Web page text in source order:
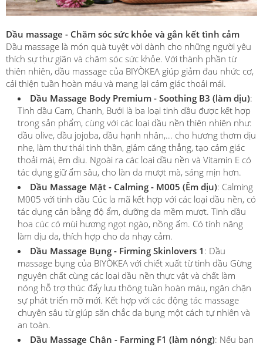
Dầu massage - Chăm sóc sức khỏe và gắn kết tình cảm
Dầu massage là món quà tuyệt vời dành cho những người yêu
thích sự thư giãn và chăm sóc sức khỏe. Với thành phần từ
thiên nhiên, dầu massage của BIYÒKEA giúp giảm đau nhức cơ,
cải thiện tuần hoàn máu và mang lại cảm giác thoải mái.
Dầu Massage Body Premium - Soothing B3 (làm dịu):
Tinh dầu Cam, Chanh, Bưởi là ba loại tinh dầu được kết hợp
trong sản phẩm, cùng với các loại dầu nền thiên nhiên như:
dầu olive, dầu jojoba, dầu hạnh nhân,... cho hương thơm dịu
nhẹ, làm thư thái tinh thần, giảm căng thẳng, tạo cảm giác
thoải mái, êm dịu. Ngoài ra các loại dầu nền và Vitamin E có
tác dụng giữ ẩm sâu, cho làn da mượt mà, sáng mịn hơn.
Dầu Massage Mặt - Calming - M005 (Êm dịu): Calming
M005 với tinh dầu Cúc la mã kết hợp với các loại dầu nền, có
tác dụng cân bằng độ ẩm, dưỡng da mềm mượt. Tinh dầu
hoa cúc có mùi hương ngọt ngào, nồng ấm. Có tính năng
làm dịu da, thích hợp cho da nhạy cảm.
Dầu Massage Bụng - Firming Skinlovers 1 : Dầu
massage bụng của BIYÒKEA với chiết xuất từ tinh dầu Gừng
nguyên chất cùng các loại dầu nền thực vật và chất làm
nóng hỗ trợ thúc đẩy lưu thông tuần hoàn máu, ngăn chặn
sự phát triển mỡ mới. Kết hợp với các động tác massage
chuyên sâu từ giúp săn chắc da bụng một cách tự nhiên và
an toàn.
Dầu Massage Chân - Farming F1 (làm nóng): Nếu bạn